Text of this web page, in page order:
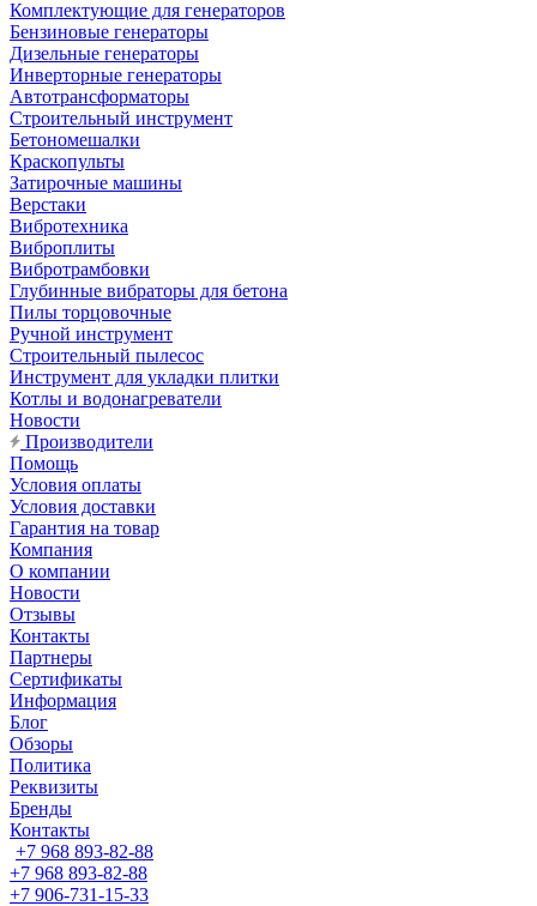
Комплектующие для генераторов
Бензиновые генераторы
Дизельные генераторы
Инверторные генераторы
Автотрансформаторы
Строительный инструмент
Бетономешалки
Краскопульты
Затирочные машины
Верстаки
Вибротехника
Виброплиты
Вибротрамбовки
Глубинные вибраторы для бетона
Пилы торцовочные
Ручной инструмент
Строительный пылесос
Инструмент для укладки плитки
Котлы и водонагреватели
Новости
Производители
Помощь
Условия оплаты
Условия доставки
Гарантия на товар
Компания
О компании
Новости
Отзывы
Контакты
Партнеры
Сертификаты
Информация
Блог
Обзоры
Политика
Реквизиты
Бренды
Контакты
+7 968 893-82-88
+7 968 893-82-88
+7 906-731-15-33